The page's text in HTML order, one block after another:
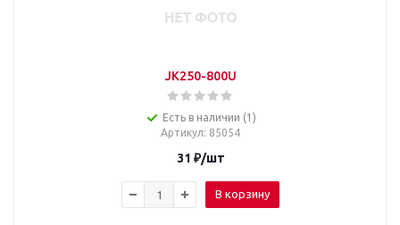
JK250-800U
Есть в наличии (1)
Артикул: 85054
31 ₽/шт
В корзину